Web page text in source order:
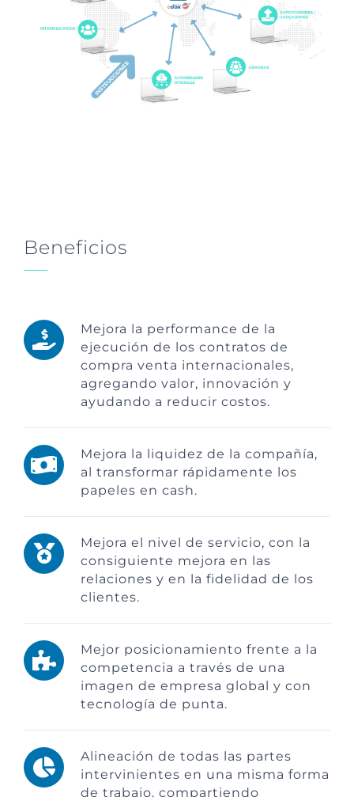
Beneficios
Mejora la performance de la
ejecución de los contratos de
compra venta internacionales,
agregando valor, innovación y
ayudando a reducir costos.
Mejora la liquidez de la compañía,
al transformar rápidamente los
papeles en cash.
Mejora el nivel de servicio, con la
consiguiente mejora en las
relaciones y en la fidelidad de los
clientes.
Mejor posicionamiento frente a la
competencia a través de una
imagen de empresa global y con
tecnología de punta.
Alineación de todas las partes
intervinientes en una misma forma
de trabajo, compartiendo